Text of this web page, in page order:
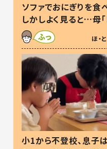
ソファでおにぎりを
しかしよく見ると…母「
察した母の投稿に「可
す！」「現行犯〜」
ほ・
小1から不登校、息子は